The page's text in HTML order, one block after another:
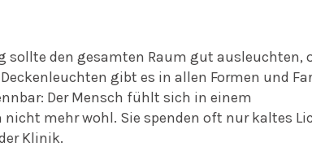
sollte den gesamten Raum gut ausleuchten,
gibt es in allen Formen und
Der Mensch fühlt sich in einem
mehr wohl. Sie spenden oft nur kaltes
Klinik.